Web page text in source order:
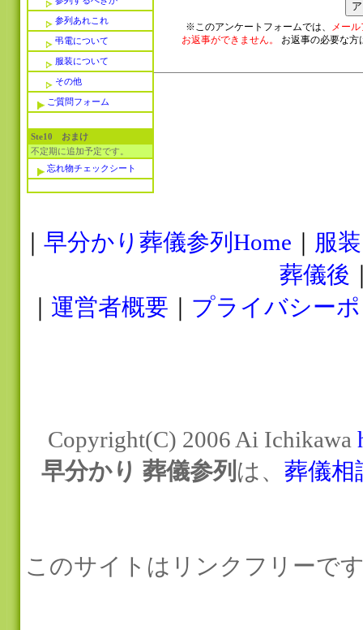
参列あれこれ
弔電について
服装について
その他
ご質問フォーム
Ste10 おまけ
不定期に追加予定です。
忘れ物チェックシート
※このアンケートフォームでは、
メー
お返事ができません。
お返事の必要な方
｜ 早分かり葬儀参列Home ｜ 服装
葬儀後
｜ 運営者概要 ｜ プライバシー
Copyright(C) 2006 Ai Ichikawa
早分かり 葬儀参列 は、 葬儀相
このサイトはリンクフリーで